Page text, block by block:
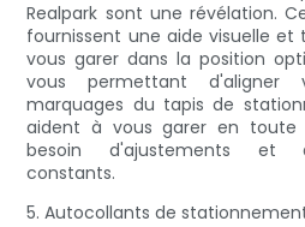
Realpark sont une révélation.
fournissent une aide visuelle et
vous garer dans la position
vous permettant
marquages ​​du tapis de
aident à vous garer en toute
besoin d'ajustements et
constants.
5. Autocollants de